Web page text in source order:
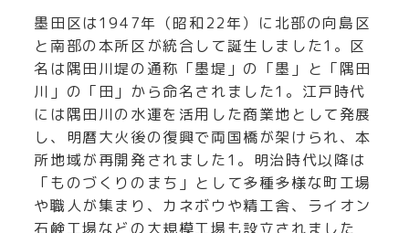
墨田区は1947年（昭和22年）に北部の向島区
と南部の本所区が統合して誕生しました1 。区
名は隅田川堤の通称「墨堤」の「墨」と「隅田
川」の「田」から命名されました1 。江戸時代
には隅田川の水運を活用した商業地として発展
し、明暦大火後の復興で両国橋が架けられ、本
所地域が再開発されました1 。明治時代以降は
「ものづくりのまち」として多種多様な町工場
や職人が集まり、カネボウや精工舎、ライオン
石鹸工場などの大規模工場も設立されました